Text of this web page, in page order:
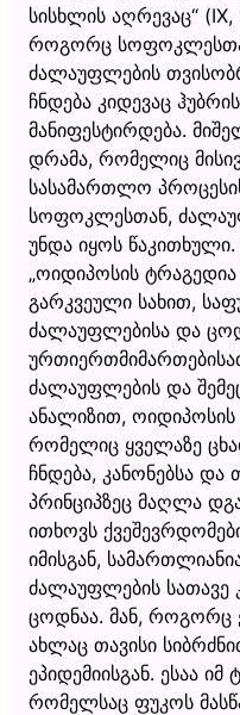
სისხლის აღრევაც“
როგორც
ძალაუფლების
ჩნდება კიდევაც
მანიფესტირდება.
დრამა, რომელიც
სასამართლო
სოფოკლესთან,
უნდა იყოს
„ოიდიპოსის
გარკვეული სახით,
ძალაუფლებისა და
ძალაუფლების და
ანალიზით,
რომელიც ყველაზე
ჩნდება, კანონებსა
პრინციპზეც მაღლა
ითხოვს
იმისგან,
ძალაუფლების სათავე
ცოდნაა. მან, როგორც
ახლაც თავისი
ეპიდემიისგან. ესაა
რომელსაც ფუკოს